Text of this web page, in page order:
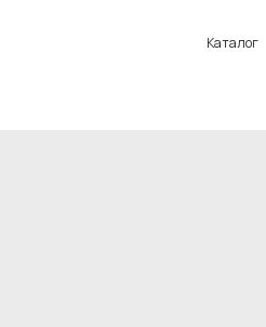
Каталог